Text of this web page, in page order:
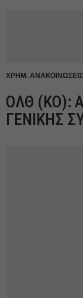
ΧΡΗΜ. ΑΝΑΚΟΙΝΩΣΕΙΣ
ΟΛΘ (ΚΟ):
ΓΕΝΙΚΗΣ